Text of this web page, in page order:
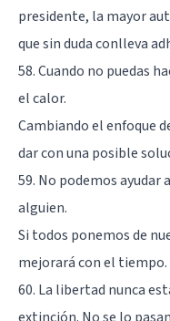
presidente, la mayor
que sin duda conlleva
58. Cuando no puedas
el calor.
Cambiando el enfoque
dar con una posible
59. No podemos ayudar
alguien.
Si todos ponemos de
mejorará con el tiempo.
60. La libertad nunca